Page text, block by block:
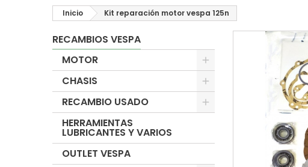
Inicio Kit reparación motor vespa 125n
RECAMBIOS VESPA
MOTOR
CHASIS
RECAMBIO USADO
HERRAMIENTAS
LUBRICANTES Y VARIOS
OUTLET VESPA